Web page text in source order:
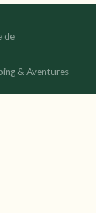
de
& Aventures